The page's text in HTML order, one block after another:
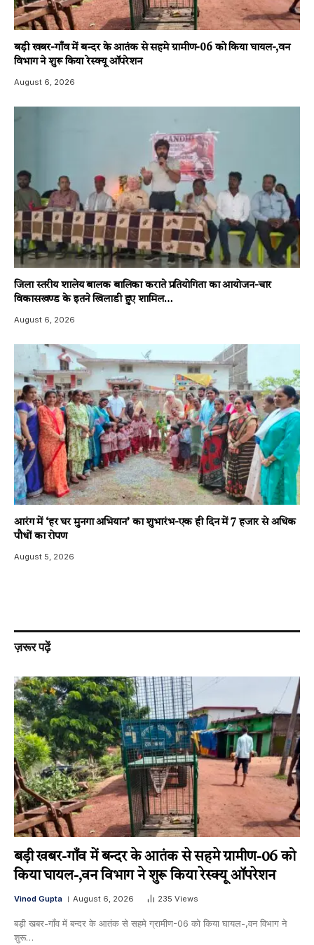
बड़ी खबर-गाँव में बन्दर के आतंक से सहमे ग्रामीण-06 को किया घायल-,वन
विभाग ने शुरू किया रेस्क्यू ऑपरेशन
August 6, 2026
जिला स्तरीय शालेय बालक बालिका कराते प्रतियोगिता का आयोजन-चार
विकासखण्ड के इतने खिलाडी हुए शामिल…
August 6, 2026
आरंग में ‘हर घर मुनगा अभियान’ का शुभारंभ-एक ही दिन में 7 हजार से अधिक
पौधों का रोपण
August 5, 2026
ज़रूर पढ़ें
बड़ी खबर-गाँव में बन्दर के आतंक से सहमे ग्रामीण-06 को
किया घायल-,वन विभाग ने शुरू किया रेस्क्यू ऑपरेशन
Vinod Gupta August 6, 2026 235 Views
बड़ी खबर-गाँव में बन्दर के आतंक से सहमे ग्रामीण-06 को किया घायल-,वन विभाग ने
शुरू…